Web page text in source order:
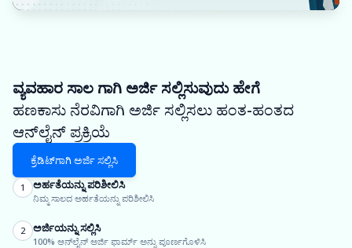
ವ್ಯವಹಾರ ಸಾಲ ಗಾಗಿ ಅರ್ಜಿ ಸಲ್ಲಿಸುವುದು ಹೇಗೆ
ಹಣಕಾಸು ನೆರವಿಗಾಗಿ ಅರ್ಜಿ ಸಲ್ಲಿಸಲು ಹಂತ-ಹಂತದ
ಆನ್‌ಲೈನ್ ಪ್ರಕ್ರಿಯೆ
ಕ್ರೆಡಿಟ್‌ಗಾಗಿ ಅರ್ಜಿ ಸಲ್ಲಿಸಿ
1 ಅರ್ಹತೆಯನ್ನು ಪರಿಶೀಲಿಸಿ
ನಿಮ್ಮ ಸಾಲದ ಅರ್ಹತೆಯನ್ನು ಪರಿಶೀಲಿಸಿ
2 ಅರ್ಜಿಯನ್ನು ಸಲ್ಲಿಸಿ
100% ಆನ್‌ಲೈನ್ ಅರ್ಜಿ ಫಾರ್ಮ್ ಅನ್ನು ಪೂರ್ಣಗೊಳಿಸಿ